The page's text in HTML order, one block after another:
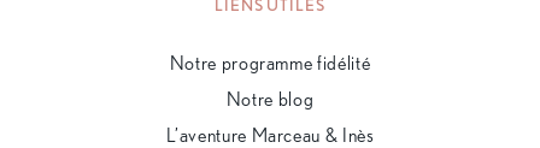
Notre programme fidélité
Notre blog
L’aventure Marceau & Inès